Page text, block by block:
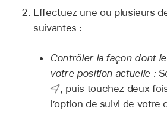
Effectuez une ou plusieurs
suivantes :
Contrôler la façon dont
votre position actuelle :
, puis touchez deux
l’option de suivi de votre